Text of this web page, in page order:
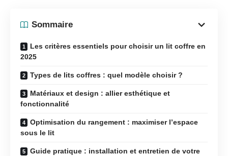
Sommaire
Les critères essentiels pour choisir un lit coffre en
2025
Types de lits coffres : quel modèle choisir ?
Matériaux et design : allier esthétique et
fonctionnalité
Optimisation du rangement : maximiser l’espace
sous le lit
Guide pratique : installation et entretien de votre